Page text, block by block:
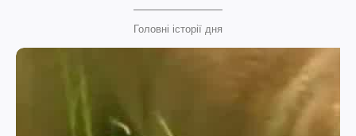
Головні історії дня